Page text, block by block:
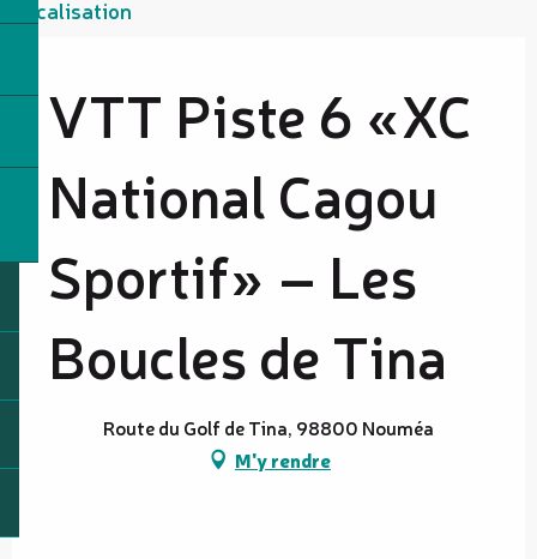
Localisation
VTT Piste 6 «XC
National Cagou
Sportif» – Les
Boucles de Tina
Route du Golf de Tina, 98800 Nouméa
M'y rendre